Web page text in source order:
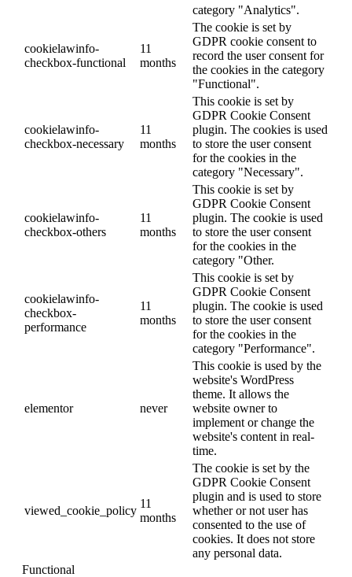
category "Analytics".
cookielawinfo-
checkbox-functional
11
months
The cookie is set by
GDPR cookie consent to
record the user consent for
the cookies in the category
"Functional".
cookielawinfo-
checkbox-necessary
11
months
This cookie is set by
GDPR Cookie Consent
plugin. The cookies is used
to store the user consent
for the cookies in the
category "Necessary".
cookielawinfo-
checkbox-others
11
months
This cookie is set by
GDPR Cookie Consent
plugin. The cookie is used
to store the user consent
for the cookies in the
category "Other.
cookielawinfo-
checkbox-
performance
11
months
This cookie is set by
GDPR Cookie Consent
plugin. The cookie is used
to store the user consent
for the cookies in the
category "Performance".
elementor never
This cookie is used by the
website's WordPress
theme. It allows the
website owner to
implement or change the
website's content in real-
time.
viewed_cookie_policy
11
months
The cookie is set by the
GDPR Cookie Consent
plugin and is used to store
whether or not user has
consented to the use of
cookies. It does not store
any personal data.
Functional